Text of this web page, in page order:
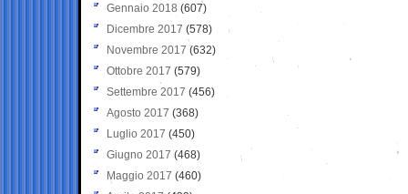
Gennaio 2018 (607)
Dicembre 2017 (578)
Novembre 2017 (632)
Ottobre 2017 (579)
Settembre 2017 (456)
Agosto 2017 (368)
Luglio 2017 (450)
Giugno 2017 (468)
Maggio 2017 (460)